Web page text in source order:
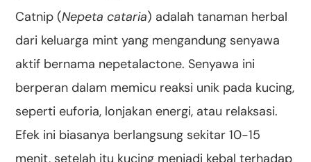
Catnip (Nepeta cataria) adalah tanaman herbal
dari keluarga mint yang mengandung senyawa
aktif bernama nepetalactone. Senyawa ini
berperan dalam memicu reaksi unik pada kucing,
seperti euforia, lonjakan energi, atau relaksasi.
Efek ini biasanya berlangsung sekitar 10-15
menit, setelah itu kucing menjadi kebal terhadap